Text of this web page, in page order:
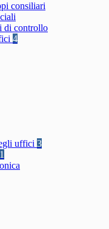
consiliari
di controllo
4
uffici 3
1